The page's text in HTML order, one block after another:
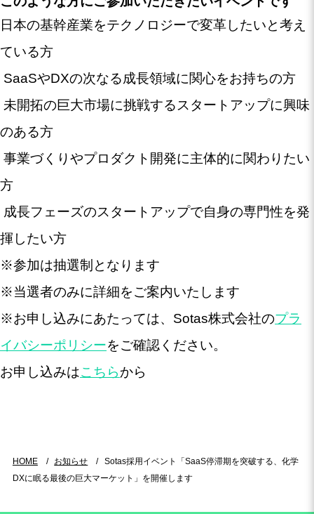
日本の基幹産業をテクノロジーで変革したいと考え
ている方
SaaSやDXの次なる成長領域に関心をお持ちの方
未開拓の巨大市場に挑戦するスタートアップに興味
のある方
事業づくりやプロダクト開発に主体的に関わりたい
方
成長フェーズのスタートアップで自身の専門性を発
揮したい方
※参加は抽選制となります
※当選者のみに詳細をご案内いたします
※お申し込みにあたっては、Sotas株式会社のプラ
イバシーポリシーをご確認ください。
お申し込みはこちらから
HOME お知らせ
Sotas採用イベント「SaaS停滞期を突破する、化学
DXに眠る最後の巨大マーケット」を開催します